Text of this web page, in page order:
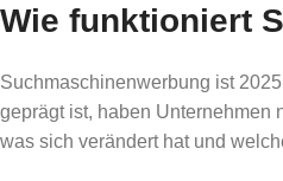
Wie funktioniert
Suchmaschinenwerbung ist
geprägt ist, haben Unternehmen
was sich verändert hat und